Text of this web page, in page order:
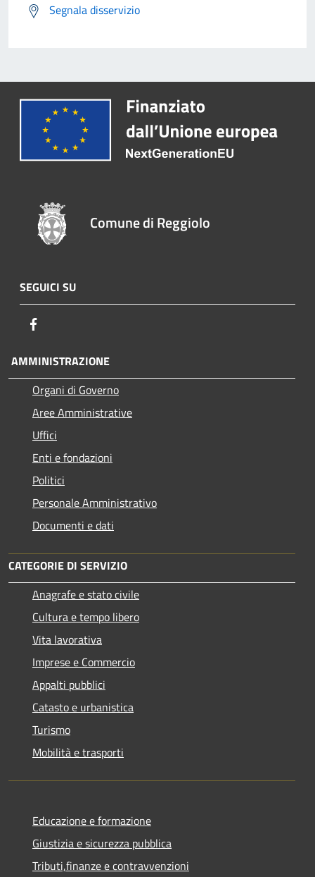
Segnala disservizio
Comune di Reggiolo
SEGUICI SU
AMMINISTRAZIONE
Organi di Governo
Aree Amministrative
Uffici
Enti e fondazioni
Politici
Personale Amministrativo
Documenti e dati
CATEGORIE DI SERVIZIO
Anagrafe e stato civile
Cultura e tempo libero
Vita lavorativa
Imprese e Commercio
Appalti pubblici
Catasto e urbanistica
Turismo
Mobilità e trasporti
Educazione e formazione
Giustizia e sicurezza pubblica
Tributi,finanze e contravvenzioni